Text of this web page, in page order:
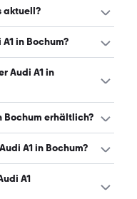
liegt zwischen
aktuell?
davon 161
in Bochum?
zwischen 86 und
Audi A1 in
und
Bochum erhältlich?
Farben: grau,
10.8.2026)
A1 in Bochum?
Bauformen:
A1